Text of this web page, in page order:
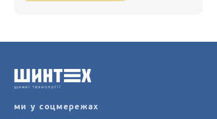
залиште заявку на послугу
шиномонтажу більш детально на
ми у соцмережах